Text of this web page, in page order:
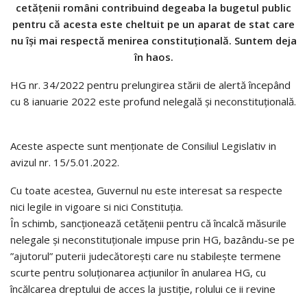
cetățenii români contribuind degeaba la bugetul public
pentru că acesta este cheltuit pe un aparat de stat care
nu își mai respectă menirea constituțională. Suntem deja
în haos.
HG nr. 34/2022 pentru prelungirea stării de alertă începând
cu 8 ianuarie 2022 este profund nelegală și neconstituțională.
Aceste aspecte sunt menționate de Consiliul Legislativ in
avizul nr. 15/5.01.2022.
Cu toate acestea, Guvernul nu este interesat sa respecte
nici legile in vigoare si nici Constituția.
În schimb, sancționează cetățenii pentru că încalcă măsurile
nelegale și neconstituționale impuse prin HG, bazându-se pe
”ajutorul” puterii judecătorești care nu stabilește termene
scurte pentru soluționarea acțiunilor în anularea HG, cu
încălcarea dreptului de acces la justiție, rolului ce ii revine